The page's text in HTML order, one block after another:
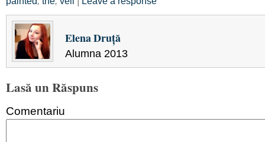
Elena Druţă
Alumna 2013
Lasă un Răspuns
Comentariu